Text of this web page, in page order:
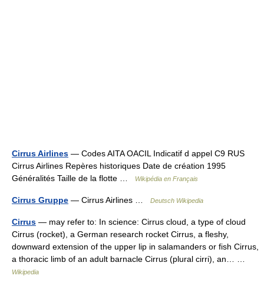
Cirrus Airlines — Codes AITA OACIL Indicatif d appel C9 RUS
Cirrus Airlines Repères historiques Date de création 1995
Généralités Taille de la flotte …
Wikipédia en Français
Cirrus Gruppe — Cirrus Airlines … Deutsch Wikipedia
Cirrus — may refer to: In science: Cirrus cloud, a type of cloud
Cirrus (rocket), a German research rocket Cirrus, a fleshy,
downward extension of the upper lip in salamanders or fish Cirrus,
a thoracic limb of an adult barnacle Cirrus (plural cirri), an… …
Wikipedia